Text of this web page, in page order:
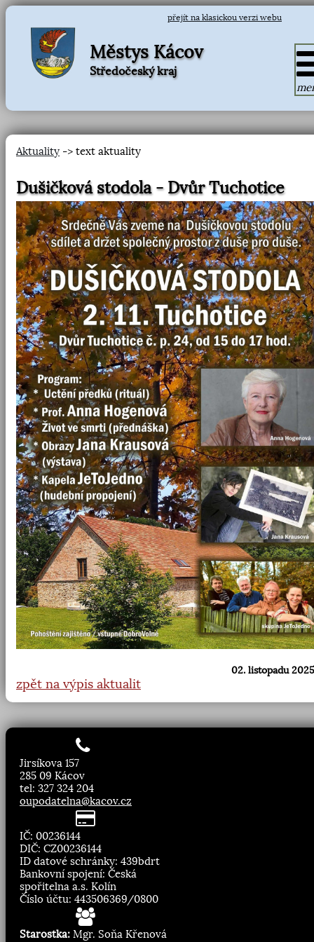
přejít na klasickou verzi webu
Městys Kácov
Středočeský kraj
Aktuality -> text aktuality
Dušičková stodola - Dvůr Tuchotice
02. listopadu
zpět na výpis aktualit
Jirsíkova 157
285 09 Kácov
tel: 327 324 204
oupodatelna@kacov.cz
IČ: 00236144
DIČ: CZ00236144
ID datové schránky: 439bdrt
Bankovní spojení: Česká
spořitelna a.s. Kolín
Číslo účtu: 443506369/0800
Starostka: Mgr. Soňa Křenová